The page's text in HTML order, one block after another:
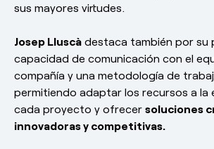
sus mayores virtudes.
Josep Lluscà destaca también por su
capacidad de comunicación con el
compañía y una metodología de
permitiendo adaptar los recursos a la
cada proyecto y ofrecer soluciones
innovadoras y competitivas.